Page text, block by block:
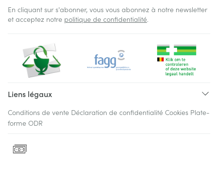
En cliquant sur s'abonner, vous vous abonnez à notre newsletter
et acceptez notre politique de confidentialité.
Liens légaux
Conditions de vente Déclaration de confidentialité Cookies Plate-
forme ODR